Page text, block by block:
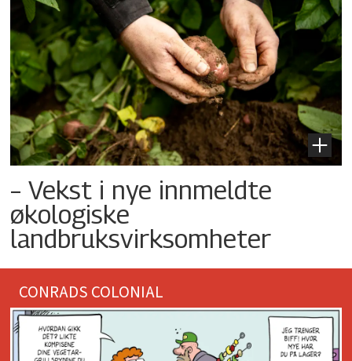
– Vekst i nye innmeldte
økologiske
landbruksvirksomheter
CONRADS COLONIAL